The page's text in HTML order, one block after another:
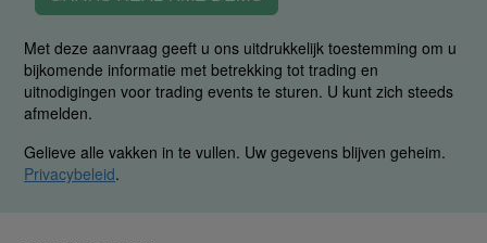
Met deze aanvraag geeft u ons uitdrukkelijk toestemming om u
bijkomende informatie met betrekking tot trading en
uitnodigingen voor trading events te sturen. U kunt zich steeds
afmelden.
Gelieve alle vakken in te vullen. Uw gegevens blijven geheim.
Privacybeleid.